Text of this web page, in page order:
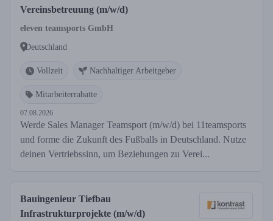
Vereinsbetreuung (m/w/d)
eleven teamsports GmbH
Deutschland
Vollzeit Nachhaltiger Arbeitgeber
Mitarbeiterrabatte
07.08.2026
Werde Sales Manager Teamsport (m/w/d) bei 11teamsports
und forme die Zukunft des Fußballs in Deutschland. Nutze
deinen Vertriebssinn, um Beziehungen zu Verei...
Bauingenieur Tiefbau
Infrastrukturprojekte (m/w/d)